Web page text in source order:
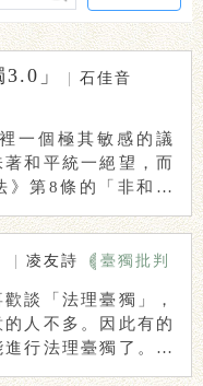
」 | 石佳音
一個極其敏感的議
和平統一絕望，而
》第8條的「非和平
| 凌友詩 臺獨批判
談「法理臺獨」，
人不多。因此有的
行法理臺獨了。這